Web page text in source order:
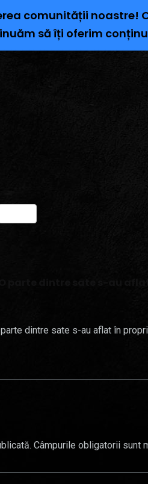
comunității noastre!
să îți oferim
dintre sate s-au aflat în
Câmpurile obligatorii sunt